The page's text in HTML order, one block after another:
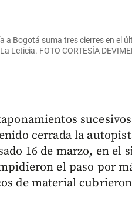
a Bogotá suma tres cierres en el
Leticia. FOTO CORTESÍA
cerrada la
16 de marzo, en el
el paso por
de material